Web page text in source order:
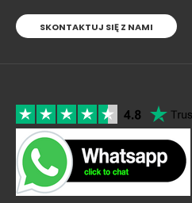
SKONTAKTUJ SIĘ Z NAMI